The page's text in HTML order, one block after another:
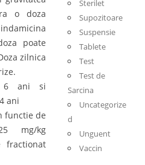
o doza
poate
zilnica
6 ani si
ani
functie de
mg/kg
fractionat
Sterilet
Supozitoare
Suspensie
Tablete
Test
Test de
Sarcina
Uncategorize
d
Unguent
Vaccin